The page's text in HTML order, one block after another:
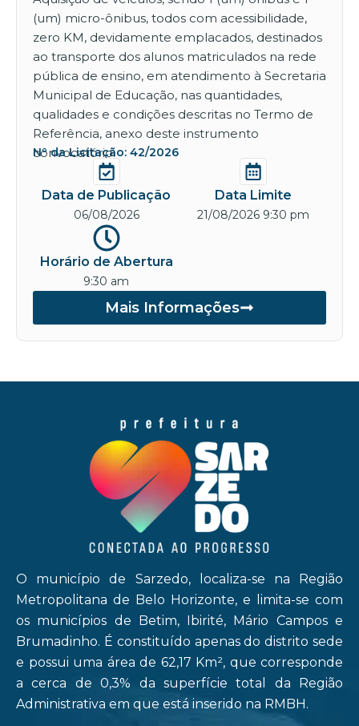
(um) micro-ônibus, todos com acessibilidade,
zero KM, devidamente emplacados, destinados
ao transporte dos alunos matriculados na rede
pública de ensino, em atendimento à Secretaria
Municipal de Educação, nas quantidades,
qualidades e condições descritas no Termo de
Referência, anexo deste instrumento
convocatório.
Nº da Licitação: 42/2026
Data de Publicação
06/08/2026
Data Limite
21/08/2026 9:30 pm
Horário de Abertura
9:30 am
Mais Informações
O município de Sarzedo, localiza-se na Região
Metropolitana de Belo Horizonte, e limita-se com
os municípios de Betim, Ibirité, Mário Campos e
Brumadinho. É constituído apenas do distrito sede
e possui uma área de 62,17 Km², que corresponde
a cerca de 0,3% da superfície total da Região
Administrativa em que está inserido na RMBH.